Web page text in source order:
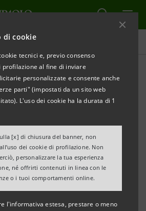
di cookie
tecnici e, previo consenso
profilazione al fine di inviare
personalizzate e consente anche
parti" (impostati da un sito web
L'uso dei cookie ha la durata di 1
[x] di chiusura del banner, non
dei cookie di profilazione. Non
personalizzare la tua esperienza
né offrirti contenuti in linea con le
o i tuoi comportamenti online.
l'informativa estesa, prestare o meno
DI GIOVANNI
AL GRATTACIELO INTESA
dall’Accademia Carrara di